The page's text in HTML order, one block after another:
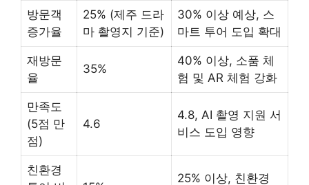
방문객
증가율
25% (제주 드라
마 촬영지 기준)
30% 이상 예상, 스
마트 투어 도입 확대
재방문
율
35%
40% 이상, 소품 체
험 및 AR 체험 강화
만족도
(5점 만
점)
4.6
4.8, AI 촬영 지원 서
비스 도입 영향
친환경
25% 이상, 친환경